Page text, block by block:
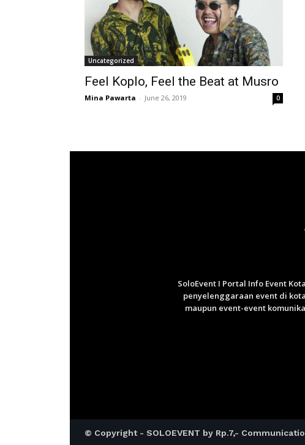
Uncategorized
Feel Koplo, Feel the Beat at Musro
Mina Pawarta - June 26, 2019 0
SoloEvent I Portal Info Event
penyelenggaraan event di
maupun event-event
© Copyright - SOLOEVENT by Rp.7,-